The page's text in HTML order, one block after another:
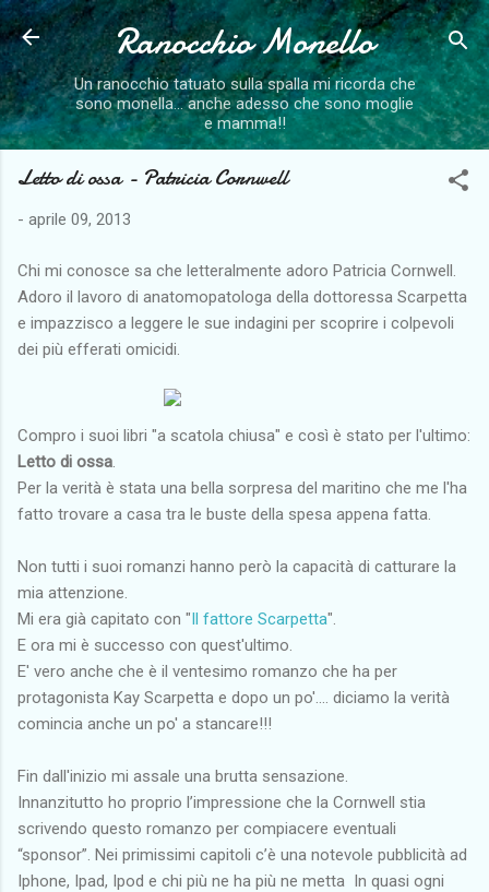
Passa ai contenuti principali
Ranocchio Monello
Un ranocchio tatuato sulla spalla mi ricorda che
sono monella... anche adesso che sono moglie
e mamma!!
Letto di ossa - Patricia Cornwell
- aprile 09, 2013
Chi mi conosce sa che letteralmente adoro Patricia Cornwell.
Adoro il lavoro di anatomopatologa della dottoressa Scarpetta
e impazzisco a leggere le sue indagini per scoprire i colpevoli
dei più efferati omicidi.
Compro i suoi libri "a scatola chiusa" e così è stato per l'ultimo:
Letto di ossa
Per la verità è stata una bella sorpresa del maritino che me l'ha
fatto trovare a casa tra le buste della spesa appena fatta.
Non tutti i suoi romanzi hanno però la capacità di catturare la
mia attenzione.
Mi era già capitato con "Il fattore Scarpetta".
E ora mi è successo con quest'ultimo.
E' vero anche che è il ventesimo romanzo che ha per
protagonista Kay Scarpetta e dopo un po'.... diciamo la verità
comincia anche un po' a stancare!!!
Fin dall'inizio mi assale una brutta sensazione.
Innanzitutto ho proprio l’impressione che la Cornwell stia
scrivendo questo romanzo per compiacere eventuali
“sponsor”. Nei primissimi capitoli c’è una notevole pubblicità ad
Iphone, Ipad, Ipod e chi più ne ha più ne metta In quasi ogni